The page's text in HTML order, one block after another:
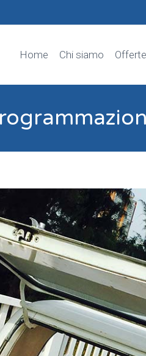
Home Chi siamo